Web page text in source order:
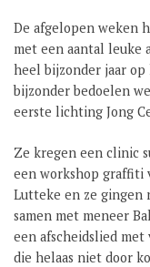
De afgelopen weken
met een aantal leuke
heel bijzonder jaar op
bijzonder bedoelen
eerste lichting Jong
Ze kregen een clinic
een workshop graffiti
Lutteke en ze gingen
samen met meneer
een afscheidslied met
die helaas niet door